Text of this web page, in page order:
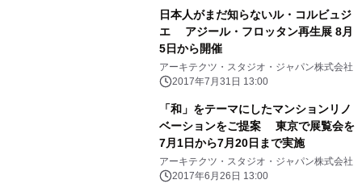
日本人がまだ知らないル・コルビュジ
エ アジール・フロッタン再生展 8月
5日から開催
アーキテクツ・スタジオ・ジャパン株式会社
2017年7月31日 13:00
「和」をテーマにしたマンションリノ
ベーションをご提案 東京で展覧会を
7月1日から7月20日まで実施
アーキテクツ・スタジオ・ジャパン株式会社
2017年6月26日 13:00